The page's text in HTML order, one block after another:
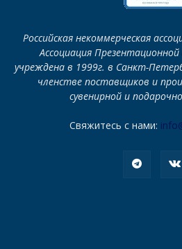
Российская некоммерческая
Ассоциация
учреждена в 1999г. в Санкт-
членстве поставщиков и
сувенирной и
Свяжитесь с нами: